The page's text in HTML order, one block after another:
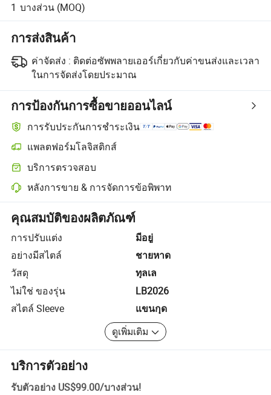
1 บางส่วน (MOQ)
การส่งสินค้า
ค่าจัดส่ง : ติดต่อซัพพลายเออร์เกี่ยวกับค่าขนส่งและเวลา
ในการจัดส่งโดยประมาณ
การป้องกันการซื้อขายออนไลน์
การรับประกันการชำระเงิน
แพลตฟอร์มโลจิสติกส์
การติดตามการจัดส่งที่ชัดเจนยิ่งขึ้นด้วยการขนส่งที่รองรับโดยแพลตฟอ
บริการตรวจสอบ
การตรวจสอบก่อนการจัดส่งแบบเลือกได้สำหรับการตรวจสอบคุณภาพ
หลังการขาย & การจัดการข้อพิพาท
การแก้ไขข้อพิพาทที่ช่วยโดยแพลตฟอร์ม รวมถึงการคืนเงินหรือการคืน
คุณสมบัติของผลิตภัณฑ์
การปรับแต่ง
มีอยู่
อย่างมีสไตล์
ชายหาด
วัสดุ
ทุลเล
ไม่ใช่ ของรุ่น
LB2026
สไตล์ Sleeve
แขนกุด
ดูเพิ่มเติม
บริการตัวอย่าง
รับตัวอย่าง US$99.00/บางส่วน!